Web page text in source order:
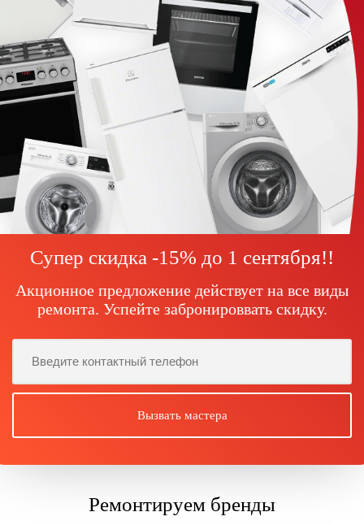
Супер скидка -15% до 1 сентября!!
Акционное предложение действует на все виды
ремонта. Успейте забронироввать скидку.
Ремонтируем бренды